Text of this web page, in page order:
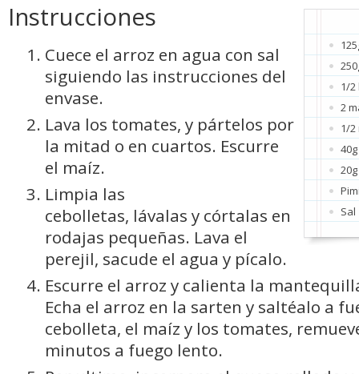
1/2
2
1/
Sal
Instrucciones
Cuece el arroz en agua con sal
siguiendo las instrucciones del
envase.
Lava los tomates, y pártelos por
la mitad o en cuartos. Escurre
el maíz.
Limpia las
cebolletas, lávalas y córtalas en
rodajas pequeñas. Lava el
perejil, sacude el agua y pícalo.
Escurre el arroz y calienta la
Echa el arroz en la sarten y saltéalo a
cebolleta, el maíz y los tomates,
minutos a fuego lento.